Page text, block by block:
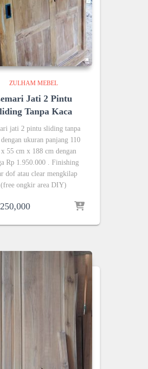
ZULHAM MEBEL
Jati 2 Pintu
Tanpa Kaca
jati 2 pintu sliding tanpa
ukuran panjang 110
55 cm x 188 cm dengan
Rp 1.950.000 . Finishing
dof atau clear mengkilap
(free ongkir area DIY)